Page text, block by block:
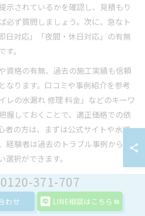
示されているかを確認し、見積もり
必ず質問しましょう。次に、急なト
日対応」「夜間・休日対応」の有無
。
資格の有無、過去の施工実績も信頼
なります。口コミや事例紹介を参考
レの水漏れ 修理 料金」などのキーワ
握しておくことで、適正価格での依
者の方は、まずは公式サイトや水道
経験者は過去のトラブル事例から学
択ができます。
えるための賢い方法まと
0120-371-707
わせ LINE相談はこちら